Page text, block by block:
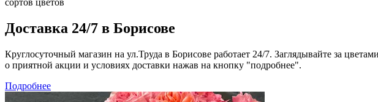
Доставка 24/7 в Борисове
Круглосуточный магазин на ул.Труда в Борисове работает 24/7. Заглядывайте за
о приятной акции и условиях доставки нажав на кнопку "подробнее".
Подробнее